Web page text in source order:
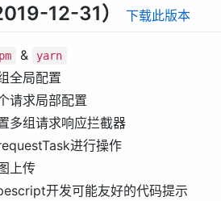
12-31） 下载此版本
& yarn
全局配置
请求局部配置
多组请求响应拦截器
进行操作
上传
开发可能友好的代码提示